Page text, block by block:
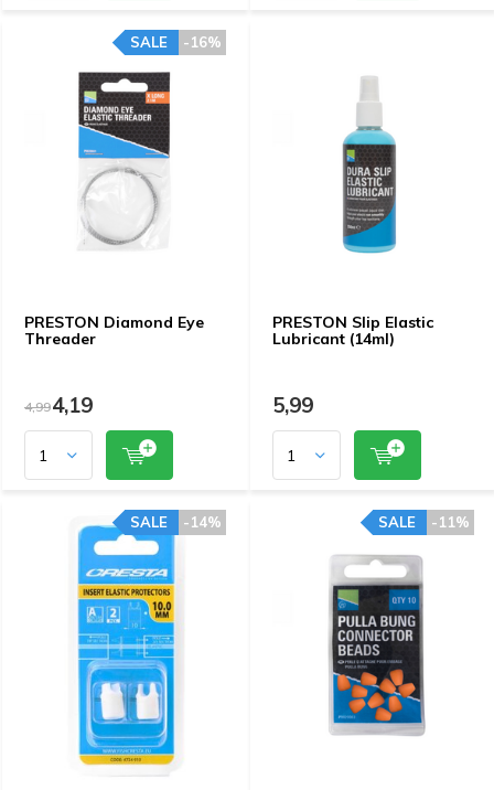
PRESTON Diamond Eye
Threader
-16%
SALE
4,994,19
PRESTON Slip Elastic
Lubricant (14ml)
5,99
-14%
SALE -11%
SALE